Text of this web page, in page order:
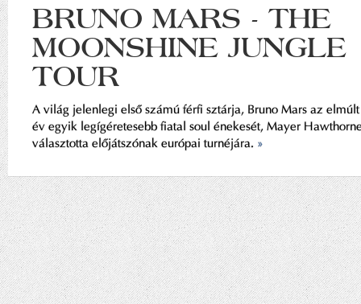
BRUNO MARS - THE
MOONSHINE JUNGLE
TOUR
A világ jelenlegi első számú férfi sztárja, Bruno Mars az elmúlt
év egyik legígéretesebb fiatal soul énekesét, Mayer
választotta előjátszónak európai turnéjára. »